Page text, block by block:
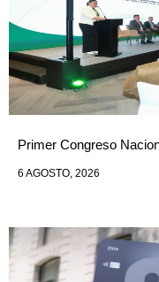
Primer Congreso
6 AGOSTO, 2026